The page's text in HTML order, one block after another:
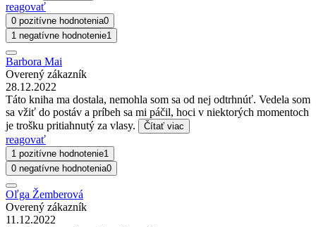
reagovať
0 pozitívne hodnotenia0
1 negatívne hodnotenie1
Barbora Mai
Overený zákazník
28.12.2022
Táto kniha ma dostala, nemohla som sa od nej odtrhnúť. Vedela som
sa vžiť do postáv a príbeh sa mi páčil, hoci v niektorých momentoch
je trošku pritiahnutý za vlasy.
Čítať viac
reagovať
1 pozitívne hodnotenie1
0 negatívne hodnotenia0
Oľga Žemberová
Overený zákazník
11.12.2022